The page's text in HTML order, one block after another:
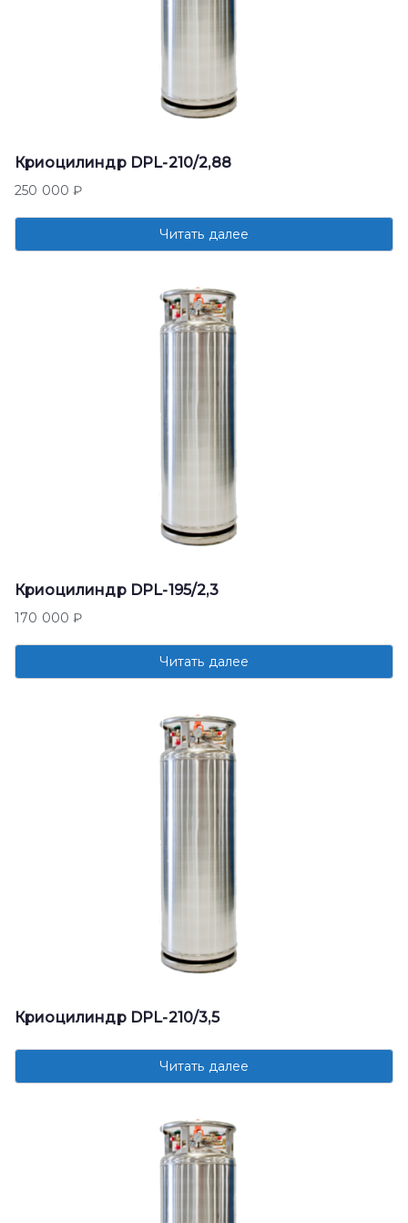
Криоцилиндр DPL-210/2,88
250 000₽
Читать далее
Криоцилиндр DPL-195/2,3
170 000₽
Читать далее
Криоцилиндр DPL-210/3,5
Читать далее